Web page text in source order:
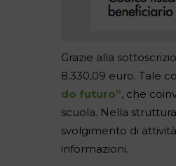
Grazie alla
8.330,09 euro. Tale
do futuro”, che
scuola. Nella
svolgimento di
informazioni.